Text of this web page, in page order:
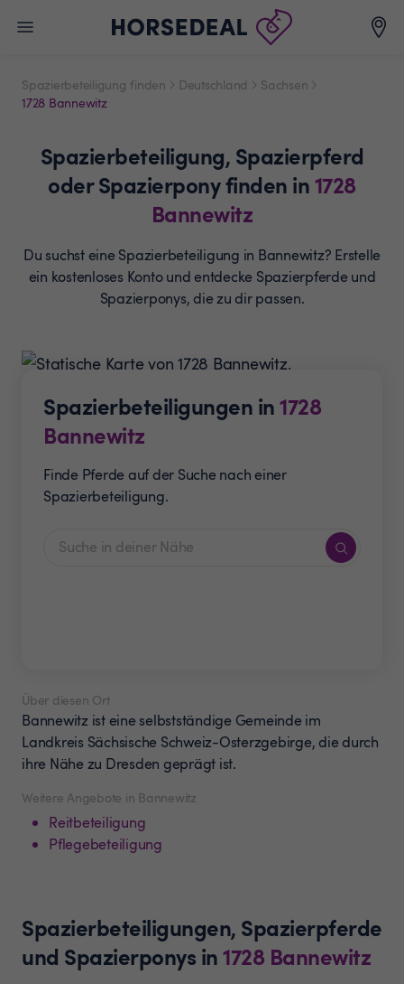
Spazierbeteiligung finden Deutschland
Sachsen
1728 Bannewitz
Spazierbeteiligung, Spazierpferd
oder Spazierponyfinden in1728
Bannewitz
Du suchst eine Spazierbeteiligung in Bannewitz? Erstelle
ein kostenloses Konto und entdecke Spazierpferde und
Spazierponys, die zu dir passen.
Spazierbeteiligungen in1728
Bannewitz
Finde Pferde auf der Suche nach einer
Spazierbeteiligung.
Weitere Angebote in Bannewitz
Reitbeteiligung
Pflegebeteiligung
Über diesen Ort
Bannewitz ist eine selbstständige Gemeinde im
Landkreis Sächsische Schweiz-Osterzgebirge, die durch
ihre Nähe zu Dresden geprägt ist.
Spazierbeteiligungen, Spazierpferde
und Spazierponys in1728 Bannewitz